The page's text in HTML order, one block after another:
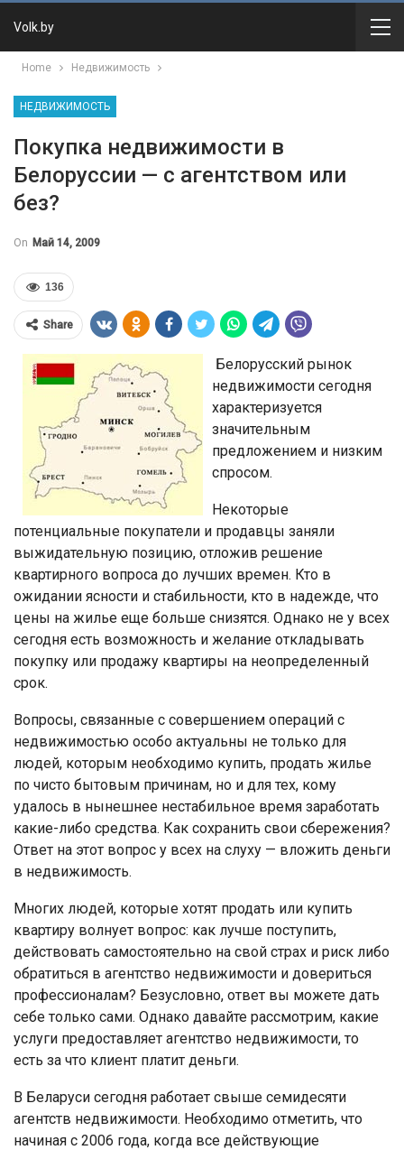
Volk.by
Home Недвижимость
НЕДВИЖИМОСТЬ
Покупка недвижимости в
Белоруссии — с агентством или
без?
On Май 14, 2009
136
Share
Белорусский рынок
недвижимости сегодня
характеризуется
значительным
предложением и низким
спросом.
Некоторые
потенциальные покупатели и продавцы заняли
выжидательную позицию, отложив решение
квартирного вопроса до лучших времен. Кто в
ожидании ясности и стабильности, кто в надежде, что
цены на жилье еще больше снизятся. Однако не у всех
сегодня есть возможность и желание откладывать
покупку или продажу квартиры на неопределенный
срок.
Вопросы, связанные с совершением операций с
недвижимостью особо актуальны не только для
людей, которым необходимо купить, продать жилье
по чисто бытовым причинам, но и для тех, кому
удалось в нынешнее нестабильное время заработать
какие-либо средства. Как сохранить свои сбережения?
Ответ на этот вопрос у всех на слуху — вложить деньги
в недвижимость.
Многих людей, которые хотят продать или купить
квартиру волнует вопрос: как лучше поступить,
действовать самостоятельно на свой страх и риск либо
обратиться в агентство недвижимости и довериться
профессионалам? Безусловно, ответ вы можете дать
себе только сами. Однако давайте рассмотрим, какие
услуги предоставляет агентство недвижимости, то
есть за что клиент платит деньги.
В Беларуси сегодня работает свыше семидесяти
агентств недвижимости. Необходимо отметить, что
начиная с 2006 года, когда все действующие